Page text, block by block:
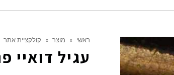
ראשי » מוצר » קולקציית אתר
עגיל דואיי